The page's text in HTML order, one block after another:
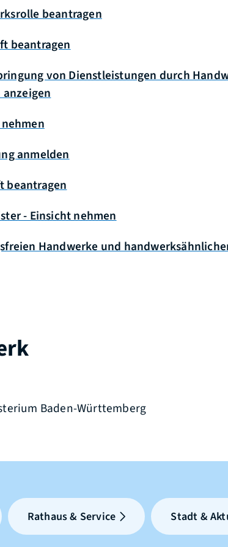
beantragen
beantragen
von Dienstleistungen durch
anzeigen
anmelden
beantragen
- Einsicht nehmen
Handwerke und
Baden-Württemberg
Rathaus & Service Stadt &